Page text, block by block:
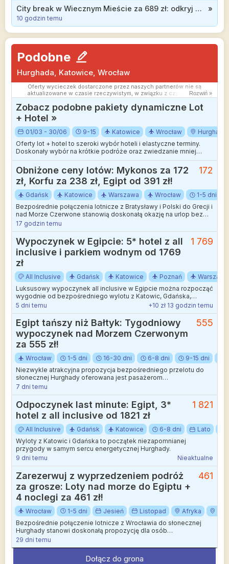
City break w Wiecznym Mieście za 689 zł: odkryj atrakcje Rzymu w trakcie jesiennej wycieczki »
10 godzin temu
Podobne
Hurghada, Katowice, Wrocław
Oferty wycieczek dostarczone przez naszych partnerów nie są
aktualizowane w czasie rzeczywistym, w związku z czym ceny i
dostępność ofert mogą się nieznacznie różnić od aktualnych.
Dokładamy wszelkich starań aby rozbieżności były jak najmniejsze.
Rozwiń »
Zobacz podobne pakiety dynamiczne Lot
+ Hotel »
01/03 - 30/06 9-15 Katowice Wrocław
Hurghada
Oferty lot + hotel to szeroki wybór hoteli i elastyczne terminy.
Doskonały wybór na krótkie podróże oraz zwiedzanie mniej
wakacyjnych kierunków.
Obniżone ceny lotów: Mykonos za 172
zł, Korfu za 238 zł, Egipt od 391 zł!
172
Gdańsk Katowice Warszawa Wrocław
1-5 dni
Bezpośrednie połączenia lotnicze z Bratysławy i Polski do Grecji i
nad Morze Czerwone stanowią doskonałą okazję na urlop bez
zbytniego nadwyrężania domowego budżetu.
17 godzin temu
Wypoczynek w Egipcie: 5* hotel z all
inclusive i parkiem wodnym od 1769
zł
1 769
All Inclusive Gdańsk Katowice Poznań
Warszawa
Luksusowy wypoczynek all inclusive w Egipcie można rozpocząć
wygodnie od bezpośredniego wylotu z Katowic, Gdańska,
Poznania i Warszawy.
5 dni temu +10 zł 13 godzin temu
Egipt tańszy niż Bałtyk: Tygodniowy
wypoczynek nad Morzem Czerwonym
za 555 zł!
555
Wrocław 1-5 dni 16-30 dni 6-8 dni 9-15 dni
Niezwykle atrakcyjna propozycja bezpośredniego przelotu do
słonecznej Hurghady oferowana jest pasażerom
rozpoczynającym swoją podróż we Wrocławiu. Loty realizowane
są przez popularnego przewoźnika, co gwarantuje sprawne
połączenie dolnośląskiej stolicy z jednym z najchętniej
wybieranych kurortów nad Morzem Czerwonym.
7 dni temu
Odpoczynek last minute: Egipt, 3*
hotel z all inclusive od 1821 zł
1 821
All Inclusive Gdańsk Katowice 6-8 dni Lato
Wyloty z Katowic i Gdańska to początek niezapomnianej
przygody w samym sercu energetycznej Hurghady.
9 dni temu
Nieaktualne
Zarezerwuj z wyprzedzeniem podróż
za grosze: Loty nad morze do Egiptu +
4 noclegi za 461 zł!
461
Wrocław 1-5 dni Jesień Listopad Afryka
Bezpośrednie połączenie lotnicze z Wrocławia do słonecznej
Hurghady stanowi doskonałą propozycję dla osób
poszukujących odpoczynku nad Morzem Czerwonym w okresie
późnej jesieni. Przelot realizowany bez przesiadek pozwala na
jednym z najpopularniejszych kurortów wypoczynkowych.
29 dni temu
Dołącz do grona